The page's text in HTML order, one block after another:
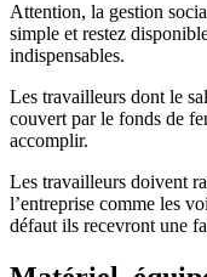
Attention, la gestion
simple et restez
indispensables.
Les travailleurs dont le
couvert par le fonds de
accomplir.
Les travailleurs doivent
l’entreprise comme les
défaut ils recevront une